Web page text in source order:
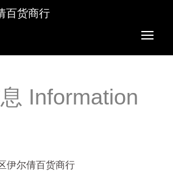
百货商行
Information
伊尔倩百货商行